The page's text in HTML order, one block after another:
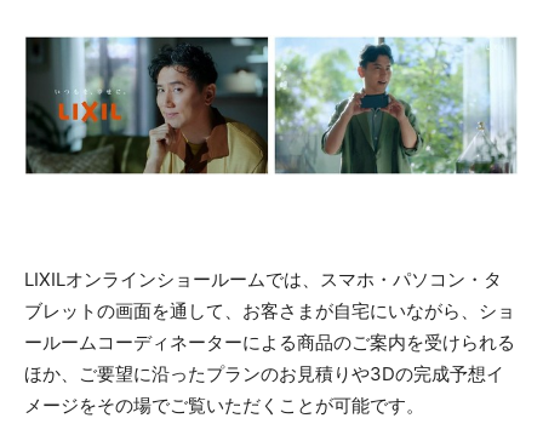
LIXILオンラインショールームでは、スマホ・パソコン・タ
ブレットの画面を通して、お客さまが自宅にいながら、ショ
ールームコーディネーターによる商品のご案内を受けられる
ほか、ご要望に沿ったプランのお見積りや3Dの完成予想イ
メージをその場でご覧いただくことが可能です。